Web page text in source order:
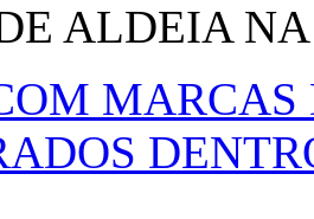
ALDEIA
MARCAS